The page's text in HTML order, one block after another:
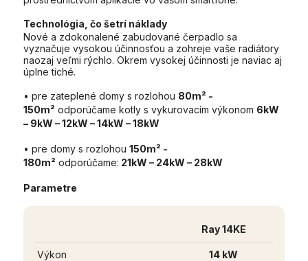
Technológia, čo šetrí náklady
Nové a zdokonalené zabudované čerpadlo sa
vyznačuje vysokou účinnosťou a zohreje vaše radiátory
naozaj veľmi rýchlo. Okrem vysokej účinnosti je naviac aj
úplne tiché.
• pre zateplené domy s rozlohou 80m² -
150m² odporúčame kotly s vykurovacím výkonom 6kW
– 9kW – 12kW – 14kW – 18kW
• pre domy s rozlohou 150m² -
180m² odporúčame: 21kW – 24kW – 28kW
Parametre
Ray 14KE
Výkon 14 kW